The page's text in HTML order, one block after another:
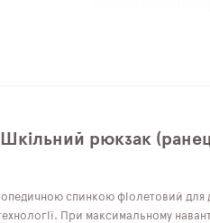
рюкзак
спинкою фіолетовий
При максимальному